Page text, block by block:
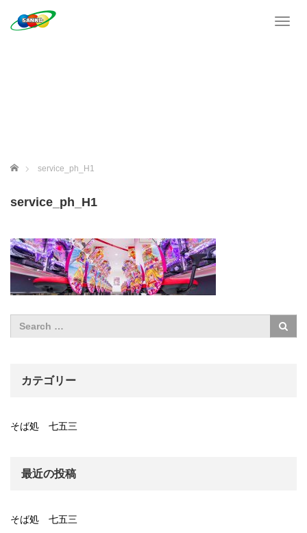
T
ホーム service_ph_H1
service_ph_H1
カテゴリー
そば処 七五三
最近の投稿
そば処 七五三